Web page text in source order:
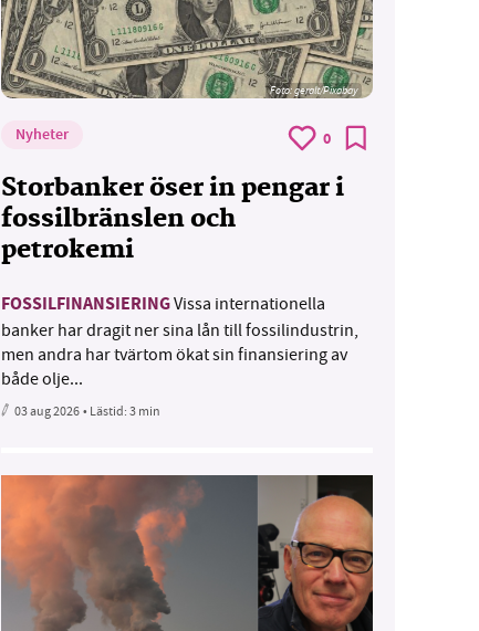
Foto:geralt/Pixabay
Nyheter 0
Storbanker öser in pengar i
fossilbränslen och
petrokemi
FOSSILFINANSIERINGVissa internationella
banker har dragit ner sina lån till fossilindustrin,
men andra har tvärtom ökat sin finansiering av
både olje...
03 aug 2026• Lästid:3 min